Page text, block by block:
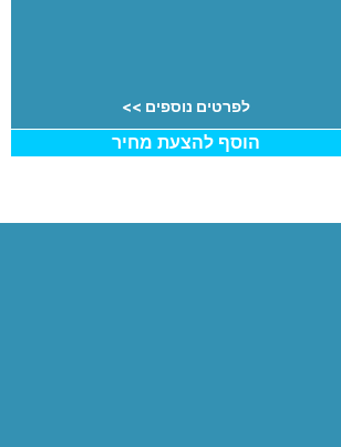
לפרטים נוספים >>
הוסף להצעת מחיר